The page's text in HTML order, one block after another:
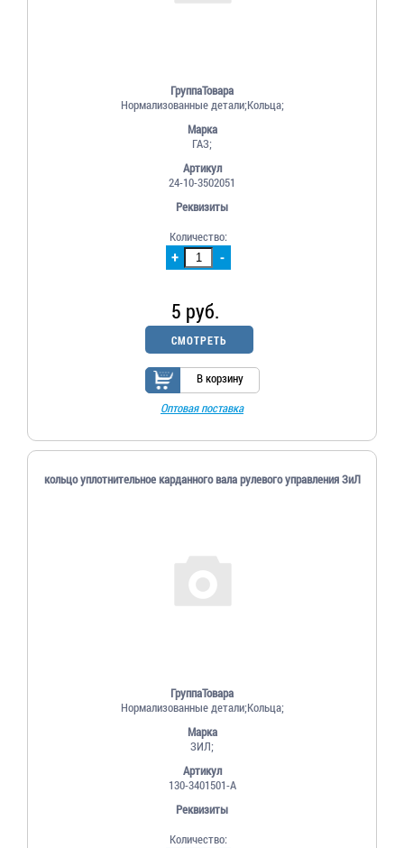
ГруппаТовара
Нормализованные детали;Кольца;
Марка
ГАЗ;
Артикул
24-10-3502051
Реквизиты
+ -
Количество:
5 руб.
СМОТРЕТЬ
В корзину
Оптовая поставка
кольцо уплотнительное карданного вала рулевого управления ЗиЛ
ГруппаТовара
Нормализованные детали;Кольца;
Марка
ЗИЛ;
Артикул
130-3401501-А
Реквизиты
Количество: